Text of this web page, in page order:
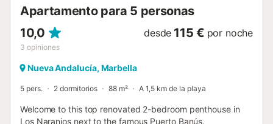
Apartamento para 5 personas
10,0
3 opiniones
desde 115 € por noche
Nueva Andalucía, Marbella
5 pers. 2 dormitorios 88 m² A 1,5 km de la playa
Welcome to this top renovated 2-bedroom penthouse in
Los Naranjos next to the famous Puerto Banús.